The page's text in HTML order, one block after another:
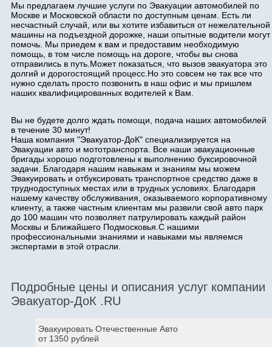
Мы предлагаем лучшие услуги по Эвакуации автомобилей по
Москве и Московской области по доступным ценам. Есть ли
несчастный случай, или вы хотите избавиться от нежелательной
машины на подъездной дорожке, наши опытные водители могут
помочь. Мы приедем к вам и предоставим необходимую
помощь, в том числе помощь на дороге, чтобы вы снова
отправились в путь.Может показаться, что вызов эвакуатора это
долгий и дорогостоящий процесс.Но это совсем не так все что
нужно сделать просто позвонить в наш офис и мы пришлем
наших квалифицированных водителей к Вам.
Вы не будете долго ждать помощи, подача наших автомобилей
в течение 30 минут!
Наша компания "Эвакуатор-ДоК" специализируется на
Эвакуации авто и мототранспорта. Все наши эвакуационные
бригады хорошо подготовлены к выполнению буксировочной
задачи. Благодаря нашим навыкам и знаниям мы можем
Эвакуировать и отбуксировать транспортное средство даже в
труднодоступных местах или в трудных условиях. Благодаря
нашему качеству обслуживания, оказываемого корпоративному
клиенту, а также частным клиентам мы развили свой авто парк
до 100 машин что позволяет патрулировать каждый район
Москвы и Ближайшего Подмосковья.С нашими
профессиональными знаниями и навыками мы являемся
экспертами в этой отрасли.
Подробные цены и описания услуг компании
Эвакуатор-ДоК .RU
Эвакуировать Отечественные Авто
от 1350 рублей